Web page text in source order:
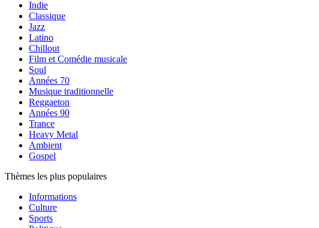
Indie
Classique
Jazz
Latino
Chillout
Film et Comédie musicale
Soul
Années 70
Musique traditionnelle
Reggaeton
Années 90
Trance
Heavy Metal
Ambient
Gospel
Thèmes les plus populaires
Informations
Culture
Sports